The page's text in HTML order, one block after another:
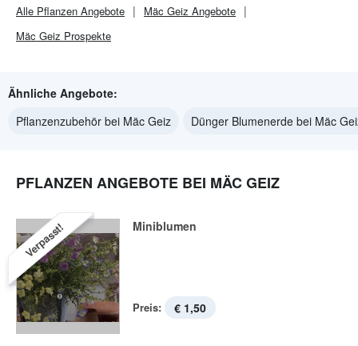
Alle Pflanzen Angebote Mäc Geiz Angebote
Mäc Geiz Prospekte
Ähnliche Angebote:
Pflanzenzubehör bei Mäc Geiz
Dünger Blumenerde bei Mäc
PFLANZEN ANGEBOTE BEI MÄC GEIZ
Verpasst! Miniblumen
Preis: € 1,50